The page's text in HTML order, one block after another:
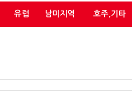
유럽 남미지역 호주,기타